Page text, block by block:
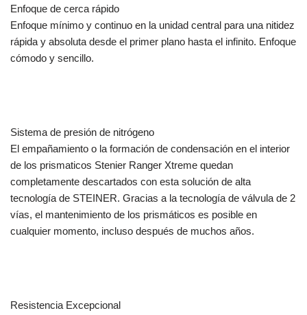
Enfoque de cerca rápido
Enfoque mínimo y continuo en la unidad central para una nitidez
rápida y absoluta desde el primer plano hasta el infinito. Enfoque
cómodo y sencillo.
Sistema de presión de nitrógeno
El empañamiento o la formación de condensación en el interior
de los prismaticos Stenier Ranger Xtreme quedan
completamente descartados con esta solución de alta
tecnología de STEINER. Gracias a la tecnología de válvula de 2
vías, el mantenimiento de los prismáticos es posible en
cualquier momento, incluso después de muchos años.
Resistencia Excepcional